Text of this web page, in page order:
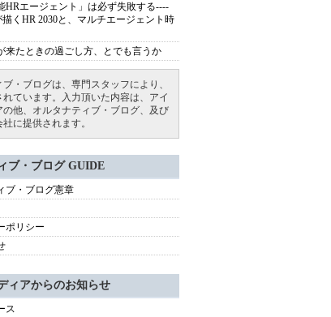
HRエージェント」は必ず失敗する----
描くHR 2030と、マルチエージェント時
来たときの過ごし方、とでも言うか
・ブログは、専門スタッフにより、
ています。入力頂いた内容は、アイ
の他、オルタナティブ・ブログ、及び
に提供されます。
ブ・ブログ GUIDE
ブ・ブログ憲章
ポリシー
ィアからのお知らせ
ス